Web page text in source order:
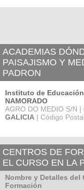
ACADEMIAS
PAISAJISMO Y
PADRON
Instituto de Educación
NAMORADO
AGRO DO MEDIO S/N |
GALICIA | Código
CENTROS DE
EL CURSO EN LA
Nombre y Detalles del
Formación